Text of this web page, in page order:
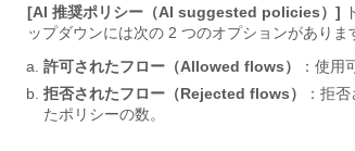
[AI 推奨ポリシー（AI suggested policies）]
ップダウンには次の 2 つのオプションがありま
許可されたフロー（Allowed flows）
：使用
拒否されたフロー（Rejected flows）
：拒
たポリシーの数。